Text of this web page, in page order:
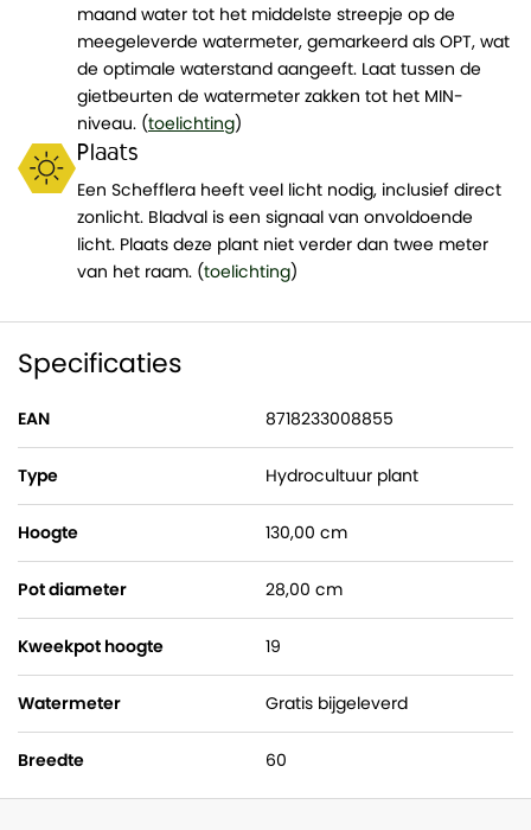
maand water tot het middelste streepje op de
meegeleverde watermeter, gemarkeerd als OPT, wat
de optimale waterstand aangeeft. Laat tussen de
gietbeurten de watermeter zakken tot het MIN-
niveau. (toelichting)
Plaats
Een Schefflera heeft veel licht nodig, inclusief direct
zonlicht. Bladval is een signaal van onvoldoende
licht. Plaats deze plant niet verder dan twee meter
van het raam. (toelichting)
Specificaties
EAN 8718233008855
Type Hydrocultuur plant
Hoogte 130,00 cm
Pot diameter 28,00 cm
Kweekpot hoogte 19
Watermeter Gratis bijgeleverd
Breedte 60